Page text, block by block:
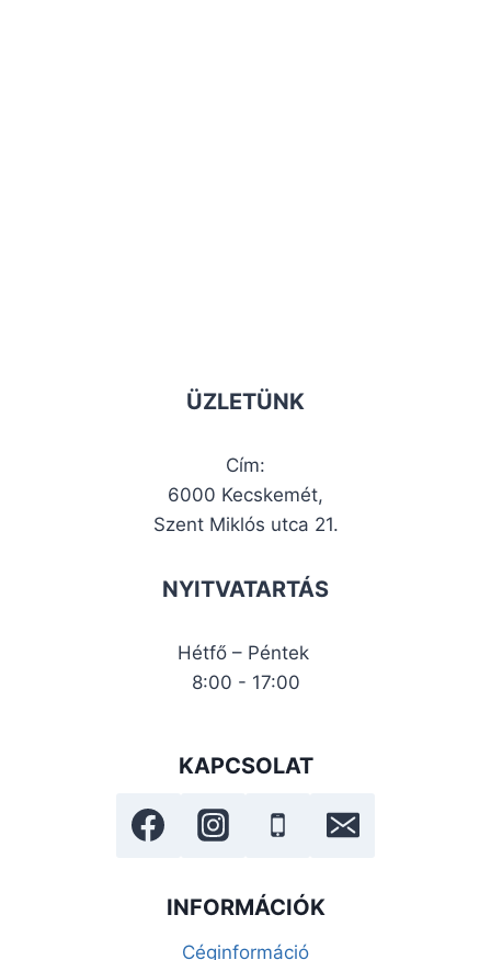
ÜZLETÜNK
Cím:
6000 Kecskemét,
Szent Miklós utca 21.
NYITVATARTÁS
Hétfő – Péntek
8:00 - 17:00
KAPCSOLAT
INFORMÁCIÓK
Céginformáció